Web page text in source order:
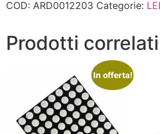
COD: ARD0012203 Categorie:
Prodotti correlati
In offerta!